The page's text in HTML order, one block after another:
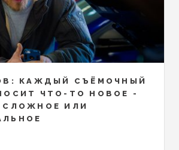
КАЖДЫЙ СЪЁМОЧНЫЙ
ЧТО-ТО НОВОЕ -
ИЛИ